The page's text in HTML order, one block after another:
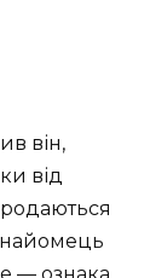
він,
від